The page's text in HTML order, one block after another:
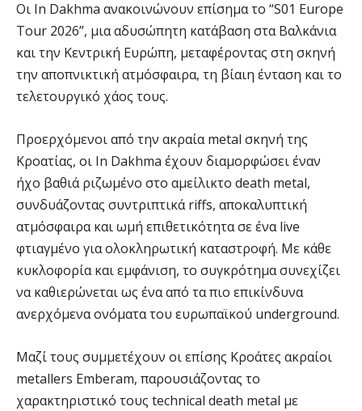
Οι In Dakhma ανακοινώνουν επίσημα το “S01 Europe
Tour 2026”, μια αδυσώπητη κατάβαση στα Βαλκάνια
και την Κεντρική Ευρώπη, μεταφέροντας στη σκηνή
την αποπνικτική ατμόσφαιρα, τη βίαιη ένταση και το
τελετουργικό χάος τους.
Προερχόμενοι από την ακραία metal σκηνή της
Κροατίας, οι In Dakhma έχουν διαμορφώσει έναν
ήχο βαθιά ριζωμένο στο αμείλικτο death metal,
συνδυάζοντας συντριπτικά riffs, αποκαλυπτική
ατμόσφαιρα και ωμή επιθετικότητα σε ένα live
φτιαγμένο για ολοκληρωτική καταστροφή. Με κάθε
κυκλοφορία και εμφάνιση, το συγκρότημα συνεχίζει
να καθιερώνεται ως ένα από τα πιο επικίνδυνα
ανερχόμενα ονόματα του ευρωπαϊκού underground.
Μαζί τους συμμετέχουν οι επίσης Κροάτες ακραίοι
metallers Emberam, παρουσιάζοντας το
χαρακτηριστικό τους technical death metal με